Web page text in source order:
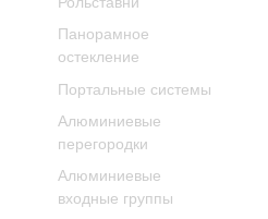
Панорамное
остекление
Портальные системы
Алюминиевые
перегородки
Алюминиевые
входные группы